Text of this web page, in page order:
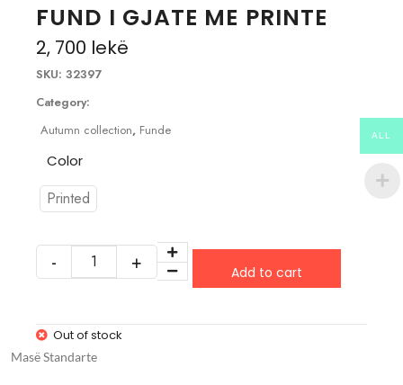
FUND I GJATE ME PRINTE
2, 700 lekë
SKU: 32397
Category:
Autumn collection, Funde
Color
Printed
Add to cart
Out of stock
Masë Standarte
ALL